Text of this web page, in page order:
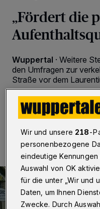
„Fördert die
Wuppertal · Weitere
den Umfragen zur
Straße vor dem
21.08.2022 , 11:00 Uhr
Wir und unsere 218-
personenbezogene
eindeutige Kennungen
Auswahl von OK
für die unter „Wir und
Daten, um Ihnen
Zwecke. Durch